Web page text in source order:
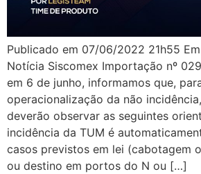
Publicado em 07/06/2022 21h55
Notícia Siscomex Importação nº
em 6 de junho, informamos que,
operacionalização da não
deverão observar as seguintes
incidência da TUM é
casos previstos em lei (cabotagem
ou destino em portos do N ou […]